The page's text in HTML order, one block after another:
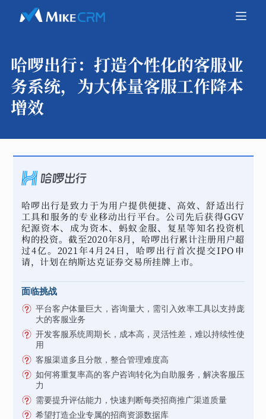
哈啰出行： 打造个性化的客服业
务系统，为大体量客服工作降本
增效
哈啰出行是致力于为用户提供便捷、高效、舒适出行
工具和服务的专业移动出行平台。公司先后获得GGV
纪源资本、成为资本、蚂蚁金服、复星等知名投资机
构的投资。截至2020年8月，哈啰出行累计注册用户超
过4亿。2021年4月24日，哈啰出行首次提交IPO申
请，计划在纳斯达克证券交易所挂牌上市。
面临挑战
平台客户体量巨大，咨询量大，需引入效率工具以支持庞
大的客服业务
开发客服系统周期长，成本高，灵活性差，难以持续性使
用
客服渠道多且分散，整合管理难度高
如何将重复率高的客户咨询转化为自助服务，解决客服压
力
需要提升评估能力，快速判断每类招商推广渠道质量
希望打造企业专属的招商资源数据库